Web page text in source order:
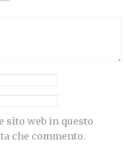
sito web in questo
che commento.